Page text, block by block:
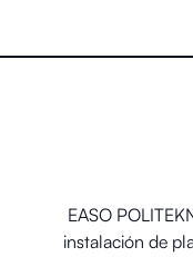
EASO
instalación de